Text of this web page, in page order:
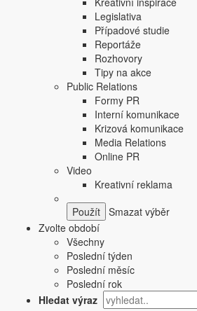
Legislativa
Případové studie
Reportáže
Rozhovory
Tipy na akce
Public Relations
Formy PR
Interní komunikace
Krizová komunikace
Media Relations
Online PR
Video
Kreativní reklama
Smazat výběr
Zvolte období
Všechny
Poslední týden
Poslední měsíc
Poslední rok
Hledat výraz
Těm, kteří rychle
Jedná se o další z řady
Těm vyrostla řada
jejich matraci poležet a
A v tomto případě kampaň z
v tiskové zprávě:
„IKEA je hrdá na to,
pomáháme
zaslouží."
Informace o nočních
matrace a doplňky na spaní,